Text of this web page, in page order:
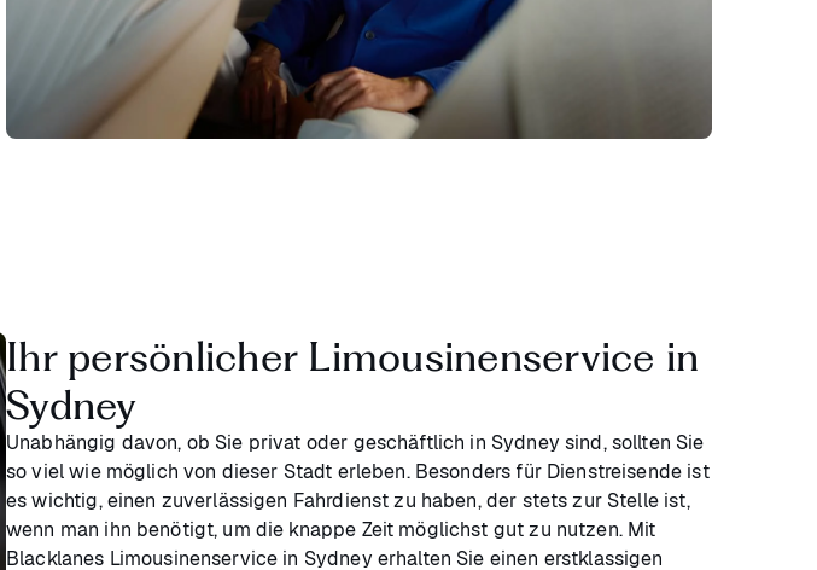
Ihr persönlicher Limousinenservice in
Sydney
Unabhängig davon, ob Sie privat oder geschäftlich in Sydney sind, sollten Sie
so viel wie möglich von dieser Stadt erleben. Besonders für Dienstreisende ist
es wichtig, einen zuverlässigen Fahrdienst zu haben, der stets zur Stelle ist,
wenn man ihn benötigt, um die knappe Zeit möglichst gut zu nutzen. Mit
Blacklanes Limousinenservice in Sydney erhalten Sie einen erstklassigen